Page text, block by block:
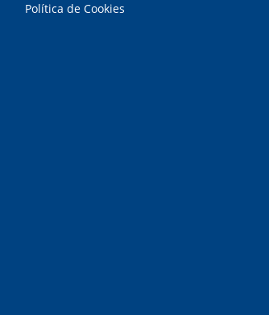
Política de Cookies